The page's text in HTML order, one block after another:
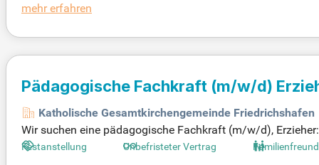
onischen Werkes Württemberg. Zusätzlich profitieren Sie
mehr erfahren
Pädagogische Fachkraft (m/w/d)
Katholische Gesamtkirchengemeinde Friedrichshafen
Wir suchen eine pädagogische Fachkraft (m/w/d),
ser idyllischer Kindergarten bietet eine kreative
Festanstellung Unbefristeter Vertrag